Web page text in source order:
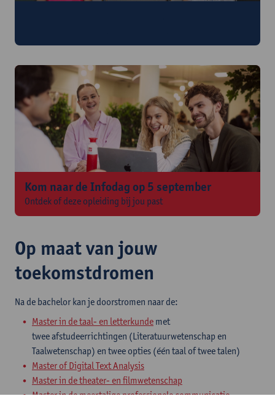
Kom naar de Infodag op 5 september
Ontdek of deze opleiding bij jou past
Op maat van jouw
toekomstdromen
Na de bachelor kan je doorstromen naar de:
Master in de taal- en letterkunde met
twee afstudeerrichtingen (Literatuurwetenschap en
Taalwetenschap) en twee opties (één taal of twee talen)
Master of Digital Text Analysis
Master in de theater- en filmwetenschap